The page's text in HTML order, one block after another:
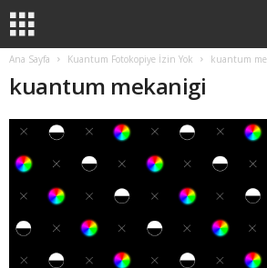
Ana Sayfa Kuantum Fotokopiye İzin Yok kuantum
kuantum mekanigi